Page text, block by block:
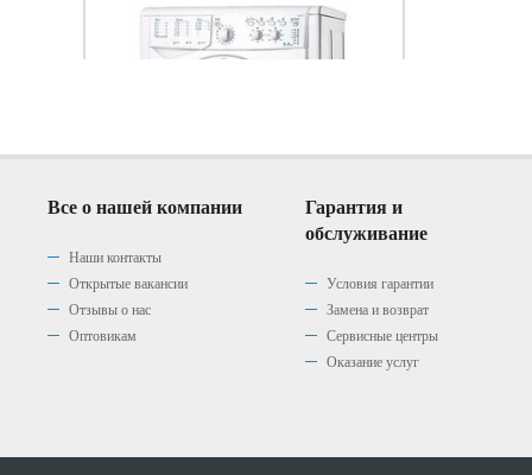
Стиральная машина Indesit
Все о нашей компании
Наши контакты
Открытые вакансии
Отзывы о нас
Оптовикам
Гарантия и
обслуживание
Условия гарантии
Замена и возврат
Сервисные центры
Оказание услуг